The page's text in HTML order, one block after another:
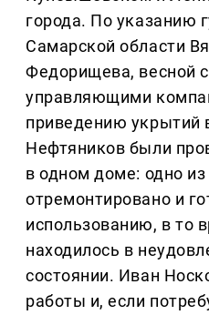
города. По указанию
Самарской области
Федорищева, весной
управляющими
приведению укрытий
Нефтяников были
в одном доме: одно
отремонтировано и
использованию, в то
находилось в
состоянии. Иван
работы и, если